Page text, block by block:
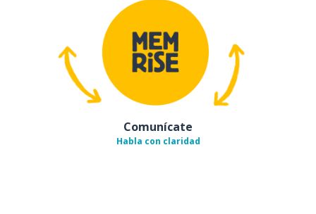
Comunícate
Habla con claridad